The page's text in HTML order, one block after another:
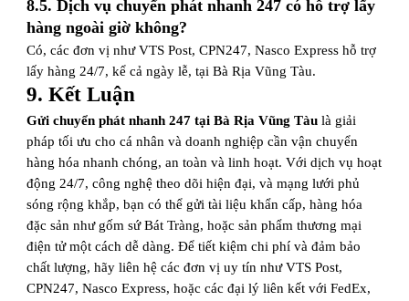
8.5. Dịch vụ chuyển phát nhanh 247 có hỗ trợ lấy
hàng ngoài giờ không?
Có, các đơn vị như VTS Post, CPN247, Nasco Express hỗ trợ
lấy hàng 24/7, kể cả ngày lễ, tại Bà Rịa Vũng Tàu.
9. Kết Luận
Gửi chuyển phát nhanh 247 tại Bà Rịa Vũng Tàu là giải
pháp tối ưu cho cá nhân và doanh nghiệp cần vận chuyển
hàng hóa nhanh chóng, an toàn và linh hoạt. Với dịch vụ hoạt
động 24/7, công nghệ theo dõi hiện đại, và mạng lưới phủ
sóng rộng khắp, bạn có thể gửi tài liệu khẩn cấp, hàng hóa
đặc sản như gốm sứ Bát Tràng, hoặc sản phẩm thương mại
điện tử một cách dễ dàng. Để tiết kiệm chi phí và đảm bảo
chất lượng, hãy liên hệ các đơn vị uy tín như VTS Post,
CPN247, Nasco Express, hoặc các đại lý liên kết với FedEx,